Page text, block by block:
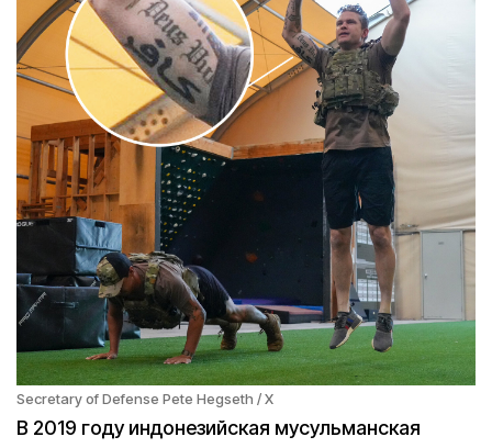
Secretary of Defense Pete Hegseth / X
В 2019 году индонезийская мусульманская